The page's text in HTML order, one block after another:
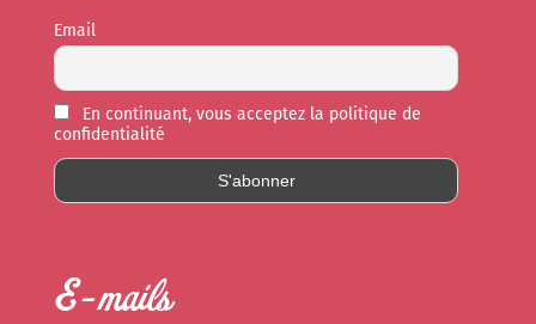
Email
En continuant, vous acceptez la politique de
confidentialité
E-mails